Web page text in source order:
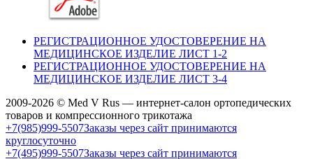
РЕГИСТРАЦИОННОЕ УДОСТОВЕРЕНИЕ НА
МЕДИЦИНСКОЕ ИЗДЕЛИЕ ЛИСТ 1-2
РЕГИСТРАЦИОННОЕ УДОСТОВЕРЕНИЕ НА
МЕДИЦИНСКОЕ ИЗДЕЛИЕ ЛИСТ 3-4
2009-2026 © Med V Rus — интернет-салон ортопедических
товаров и компрессионного трикотажа
+7(985)999-5507Заказы через сайт принимаются
круглосуточно
+7(495)999-5507Заказы через сайт принимаются